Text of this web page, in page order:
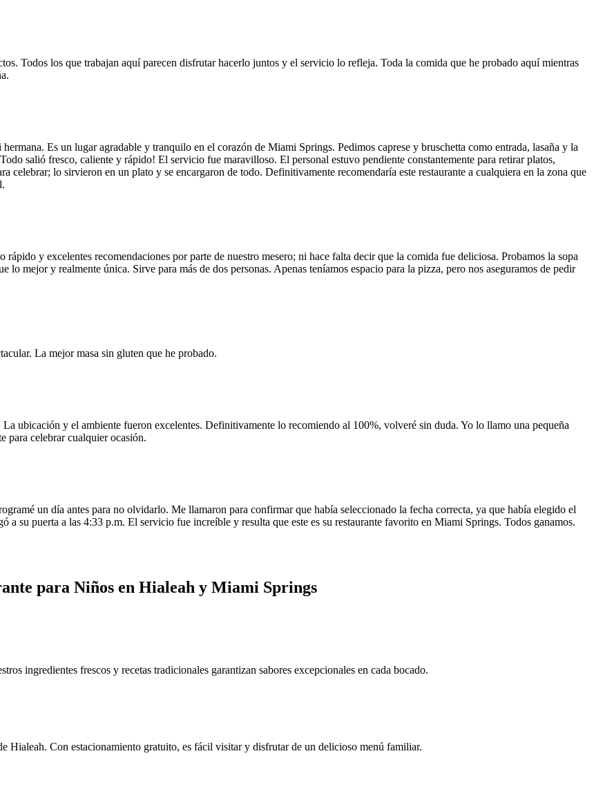
Todos los que trabajan aquí parecen disfrutar hacerlo juntos y el servicio lo refleja. Toda la comida que he probado aquí mientras
Es un lugar agradable y tranquilo en el corazón de Miami Springs. Pedimos caprese y bruschetta como entrada, lasaña y la
salió fresco, caliente y rápido! El servicio fue maravilloso. El personal estuvo pendiente constantemente para retirar platos,
celebrar; lo sirvieron en un plato y se encargaron de todo. Definitivamente recomendaría este restaurante a cualquiera en la zona que
y excelentes recomendaciones por parte de nuestro mesero; ni hace falta decir que la comida fue deliciosa. Probamos la sopa
mejor y realmente única. Sirve para más de dos personas. Apenas teníamos espacio para la pizza, pero nos aseguramos de pedir
La mejor masa sin gluten que he probado.
ubicación y el ambiente fueron excelentes. Definitivamente lo recomiendo al 100%, volveré sin duda. Yo lo llamo una pequeña
para celebrar cualquier ocasión.
un día antes para no olvidarlo. Me llamaron para confirmar que había seleccionado la fecha correcta, ya que había elegido el
su puerta a las 4:33 p.m. El servicio fue increíble y resulta que este es su restaurante favorito en Miami Springs. Todos ganamos.
para Niños en Hialeah y Miami Springs
ingredientes frescos y recetas tradicionales garantizan sabores excepcionales en cada bocado.
Hialeah. Con estacionamiento gratuito, es fácil visitar y disfrutar de un delicioso menú familiar.